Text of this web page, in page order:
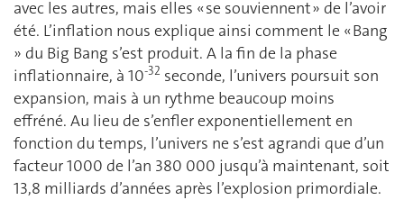
avec les autres, mais elles « se souviennent » de l’avoir
été. L’inflation nous explique ainsi comment le « Bang
» du Big Bang s’est produit. A la fin de la phase
inflationnaire, à 10-32 seconde, l’univers poursuit son
expansion, mais à un rythme beaucoup moins
effréné. Au lieu de s’enfler exponentiellement en
fonction du temps, l’univers ne s’est agrandi que d’un
facteur 1000 de l’an 380 000 jusqu’à maintenant, soit
13,8 milliards d’années après l’explosion primordiale.